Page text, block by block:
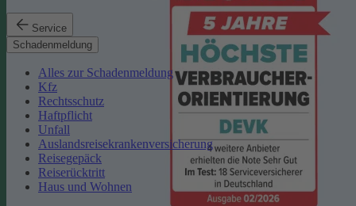
Service
Schadenmeldung
Alles zur Schadenmeldung
Kfz
Rechtsschutz
Haftpflicht
Unfall
Auslandsreisekrankenversicherung
Reisegepäck
Reiserücktritt
Haus und Wohnen